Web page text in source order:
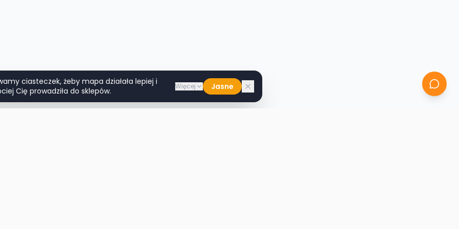
ciasteczek, żeby mapa działała lepiej i
Cię prowadziła do sklepów.
Więcej Jasne